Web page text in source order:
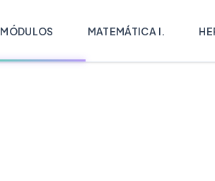
MÓDULOS MATEMÁTICA I.